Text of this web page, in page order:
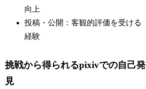
向上
投稿・公開：客観的評価を受ける
経験
挑戦から得られるpixivでの自己発
見